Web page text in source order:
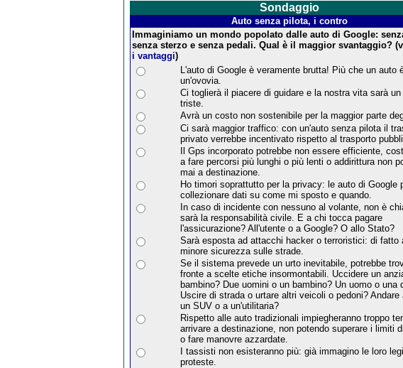
Sondaggio
Auto senza pilota, i contro
Immaginiamo un mondo popolato dalle auto di Google:
senza sterzo e senza pedali. Qual è il maggior svantaggio?
i vantaggi)
L'auto di Google è veramente brutta! Più che un auto
un'ovovia.
Ci toglierà il piacere di guidare e la nostra vita sarà un
triste.
Avrà un costo non sostenibile per la maggior parte
Ci sarà maggior traffico: con un'auto senza pilota il
privato verrebbe incentivato rispetto al trasporto
Il Gps incorporato potrebbe non essere efficiente,
a fare percorsi più lunghi o più lenti o addirittura non
mai a destinazione.
Ho timori soprattutto per la privacy: le auto di Google
collezionare dati su come mi sposto e quando.
In caso di incidente con nessuno al volante, non è
sarà la responsabilità civile. E a chi tocca pagare
l'assicurazione? All'utente o a Google? O allo Stato?
Sarà esposta ad attacchi hacker o terroristici: di fatto
minore sicurezza sulle strade.
Se il sistema prevede un urto inevitabile, potrebbe
fronte a scelte etiche insormontabili. Uccidere un
bambino? Due uomini o un bambino? Un uomo o una
Uscire di strada o urtare altri veicoli o pedoni? Andare
un SUV o a un'utilitaria?
Rispetto alle auto tradizionali impiegheranno troppo
arrivare a destinazione, non potendo superare i limiti
o fare manovre azzardate.
I tassisti non esisteranno più: già immagino le loro
proteste.